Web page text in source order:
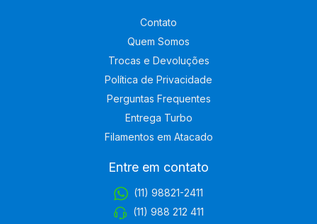
Contato
Quem Somos
Trocas e Devoluções
Política de Privacidade
Perguntas Frequentes
Entrega Turbo
Filamentos em Atacado
Entre em contato
(11) 98821-2411
(11) 988 212 411